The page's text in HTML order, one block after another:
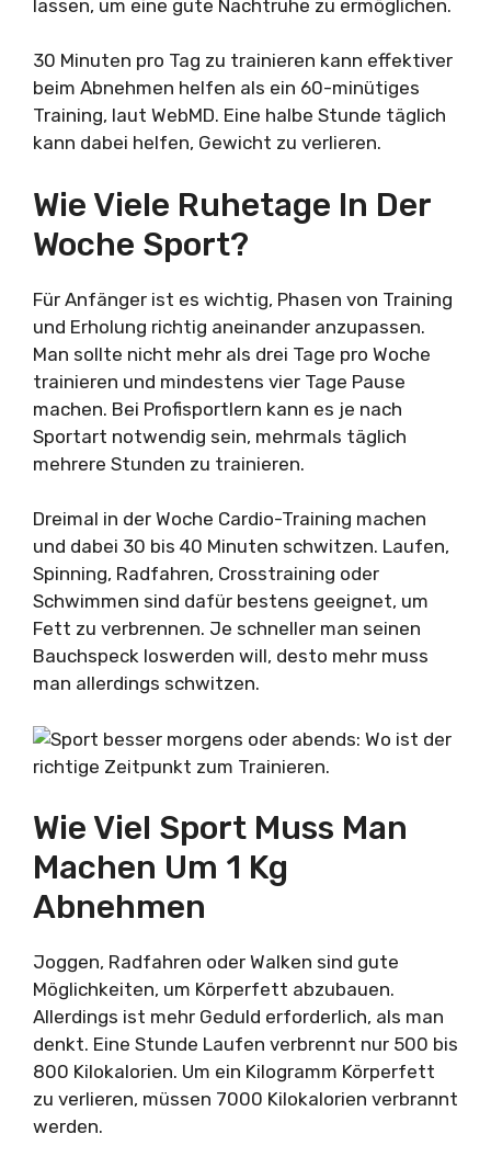
lassen, um eine gute Nachtruhe zu ermöglichen.
30 Minuten pro Tag zu trainieren kann effektiver
beim Abnehmen helfen als ein 60-minütiges
Training, laut WebMD. Eine halbe Stunde täglich
kann dabei helfen, Gewicht zu verlieren.
Wie Viele Ruhetage In Der
Woche Sport?
Für Anfänger ist es wichtig, Phasen von Training
und Erholung richtig aneinander anzupassen.
Man sollte nicht mehr als drei Tage pro Woche
trainieren und mindestens vier Tage Pause
machen. Bei Profisportlern kann es je nach
Sportart notwendig sein, mehrmals täglich
mehrere Stunden zu trainieren.
Dreimal in der Woche Cardio-Training machen
und dabei 30 bis 40 Minuten schwitzen. Laufen,
Spinning, Radfahren, Crosstraining oder
Schwimmen sind dafür bestens geeignet, um
Fett zu verbrennen. Je schneller man seinen
Bauchspeck loswerden will, desto mehr muss
man allerdings schwitzen.
Wie Viel Sport Muss Man
Machen Um 1 Kg
Abnehmen
Joggen, Radfahren oder Walken sind gute
Möglichkeiten, um Körperfett abzubauen.
Allerdings ist mehr Geduld erforderlich, als man
denkt. Eine Stunde Laufen verbrennt nur 500 bis
800 Kilokalorien. Um ein Kilogramm Körperfett
zu verlieren, müssen 7000 Kilokalorien verbrannt
werden.